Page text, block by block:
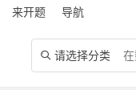
来开题 导航
 请选择分类